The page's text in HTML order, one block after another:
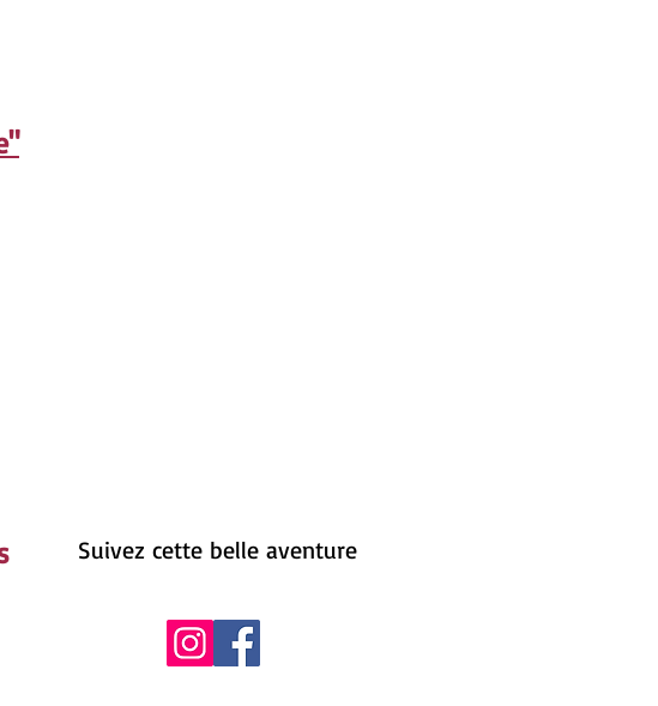
Suivez cette belle aventure